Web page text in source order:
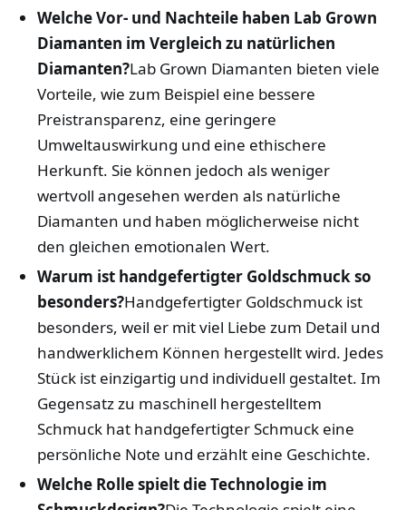
Welche Vor- und Nachteile haben Lab Grown
Diamanten im Vergleich zu natürlichen
Diamanten?Lab Grown Diamanten bieten viele
Vorteile, wie zum Beispiel eine bessere
Preistransparenz, eine geringere
Umweltauswirkung und eine ethischere
Herkunft. Sie können jedoch als weniger
wertvoll angesehen werden als natürliche
Diamanten und haben möglicherweise nicht
den gleichen emotionalen Wert.
Warum ist handgefertigter Goldschmuck so
besonders?Handgefertigter Goldschmuck ist
besonders, weil er mit viel Liebe zum Detail und
handwerklichem Können hergestellt wird. Jedes
Stück ist einzigartig und individuell gestaltet. Im
Gegensatz zu maschinell hergestelltem
Schmuck hat handgefertigter Schmuck eine
persönliche Note und erzählt eine Geschichte.
Welche Rolle spielt die Technologie im